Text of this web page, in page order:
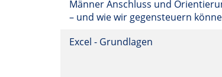
Männer Anschluss und
– und wie wir gegensteuern
Excel - Grundlagen